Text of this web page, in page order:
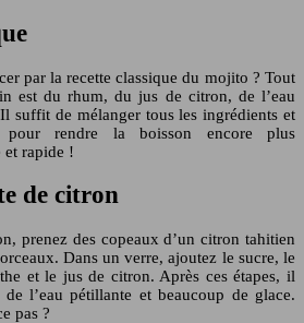
par la recette classique du mojito ? Tout
est du rhum, du jus de citron, de l’eau
suffit de mélanger tous les ingrédients et
rendre la boisson encore plus
et rapide !
de citron
prenez des copeaux d’un citron tahitien
Dans un verre, ajoutez le sucre, le
et le jus de citron. Après ces étapes, il
l’eau pétillante et beaucoup de glace.
pas ?